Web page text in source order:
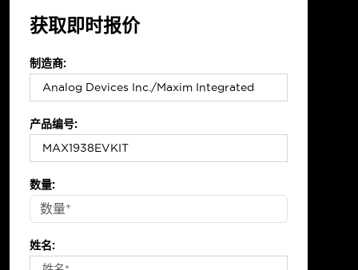
获取即时报价
制造商:
产品编号:
数量:
姓名: